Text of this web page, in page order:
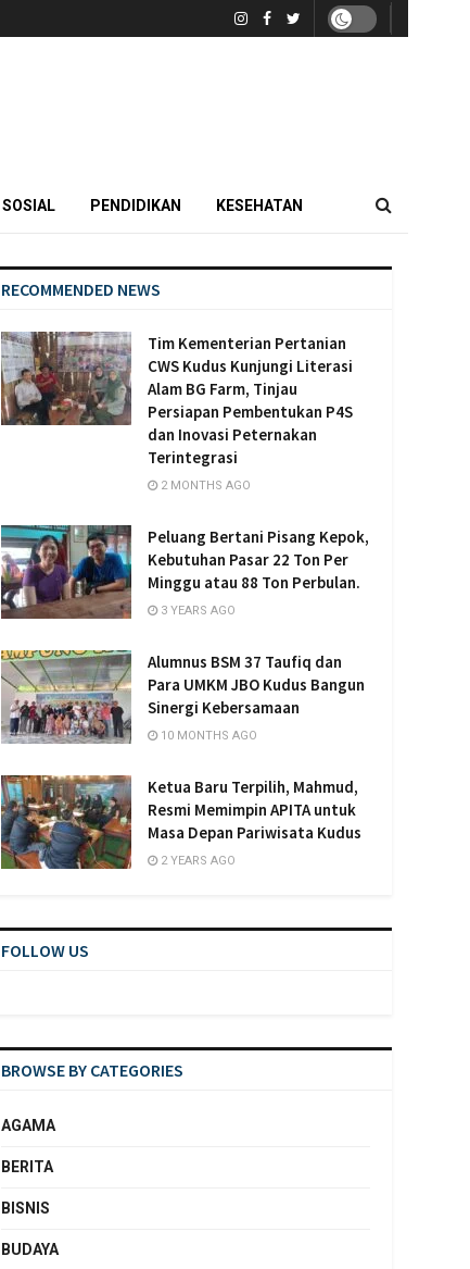
SOSIAL PENDIDIKAN KESEHATAN
RECOMMENDED NEWS
Tim Kementerian Pertanian
CWS Kudus Kunjungi Literasi
Alam BG Farm, Tinjau
Persiapan Pembentukan P4S
dan Inovasi Peternakan
Terintegrasi
2 MONTHS AGO
Peluang Bertani Pisang Kepok,
Kebutuhan Pasar 22 Ton Per
Minggu atau 88 Ton Perbulan.
3 YEARS AGO
Alumnus BSM 37 Taufiq dan
Para UMKM JBO Kudus Bangun
Sinergi Kebersamaan
10 MONTHS AGO
Ketua Baru Terpilih, Mahmud,
Resmi Memimpin APITA untuk
Masa Depan Pariwisata Kudus
2 YEARS AGO
FOLLOW US
BROWSE BY CATEGORIES
AGAMA
BERITA
BISNIS
BUDAYA